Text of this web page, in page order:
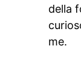
della
me.